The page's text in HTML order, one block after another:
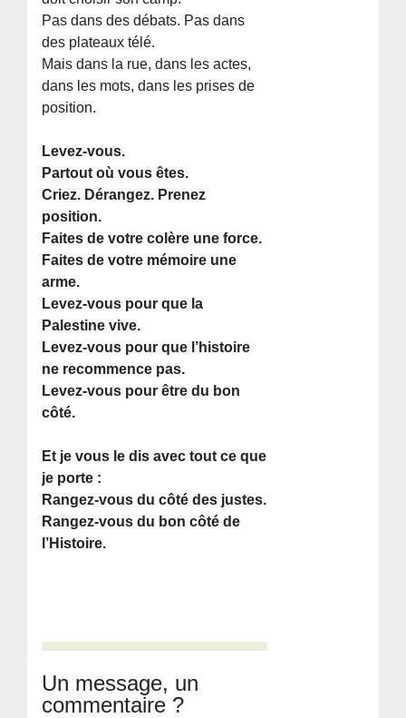
Pas dans des débats. Pas dans
des plateaux télé.
Mais dans la rue, dans les actes,
dans les mots, dans les prises de
position.
Levez-vous.
Partout où vous êtes.
Criez. Dérangez. Prenez
position.
Faites de votre colère une force.
Faites de votre mémoire une
arme.
Levez-vous pour que la
Palestine vive.
Levez-vous pour que l’histoire
ne recommence pas.
Levez-vous pour être du bon
côté.
Et je vous le dis avec tout ce que
je porte :
Rangez-vous du côté des justes.
Rangez-vous du bon côté de
l’Histoire.
Un message, un
commentaire ?